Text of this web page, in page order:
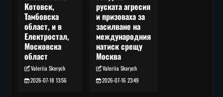
Котовск,
Тамбовска
област, и в
Електростал,
Московска
област
Valeriia Skorych
2026-07-18 13:56
руската агресия
и призоваха за
засилване на
международния
натиск срещу
Москва
Valeriia Skorych
2026-07-16 23:49